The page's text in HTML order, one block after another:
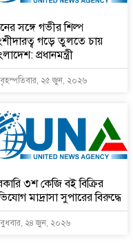
সঙ্গে গভীর শিল্প
গড়ে তুলতে চায়
প্রধানমন্ত্রী
বৃহস্পতিবার, ২৫ জুন, ২০২৬
৩শ কেজি বই বিক্রির
মাদ্রাসা সুপারের বিরুদ্ধে
বুধবার, ২৪ জুন, ২০২৬